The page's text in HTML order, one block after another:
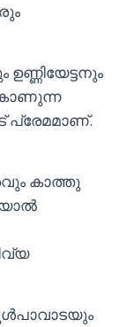
കാണുന്ന
പ്രേമമാണ്.
കാത്തു